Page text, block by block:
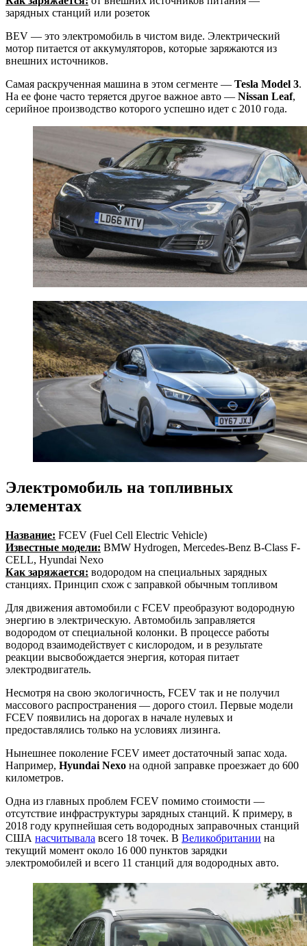
зарядных станций или розеток
BEV — это электромобиль в чистом виде. Электрический
мотор питается от аккумуляторов, которые заряжаются из
внешних источников.
Самая раскрученная машина в этом сегменте — Tesla Model 3.
На ее фоне часто теряется другое важное авто — Nissan Leaf,
серийное производство которого успешно идет с 2010 года.
Электромобиль на топливных
элементах
Название: FCEV (Fuel Cell Electric Vehicle)
Известные модели: BMW Hydrogen, Mercedes-Benz B-Class F-
CELL, Hyundai Nexo
Как заряжается: водородом на специальных зарядных
станциях. Принцип схож с заправкой обычным топливом
Для движения автомобили с FCEV преобразуют водородную
энергию в электрическую. Автомобиль заправляется
водородом от специальной колонки. В процессе работы
водород взаимодействует с кислородом, и в результате
реакции высвобождается энергия, которая питает
электродвигатель.
Несмотря на свою экологичность, FCEV так и не получил
массового распространения — дорого стоил. Первые модели
FCEV появились на дорогах в начале нулевых и
предоставлялись только на условиях лизинга.
Нынешнее поколение FCEV имеет достаточный запас хода.
Например, Hyundai Nexo на одной заправке проезжает до 600
километров.
Одна из главных проблем FCEV помимо стоимости —
отсутствие инфраструктуры зарядных станций. К примеру, в
2018 году крупнейшая сеть водородных заправочных станций
США насчитывала всего 18 точек. В Великобритании на
текущий момент около 16 000 пунктов зарядки
электромобилей и всего 11 станций для водородных авто.